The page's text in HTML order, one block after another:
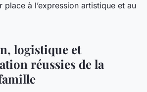
place à l’expression artistique et au
logistique et
réussies de la